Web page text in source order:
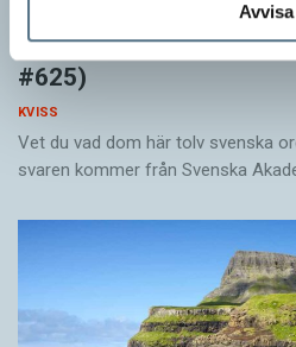
Avvisa
Känner du till orden
#625)
KVISS
Vet du vad dom här tolv svenska
svaren kommer från Svenska